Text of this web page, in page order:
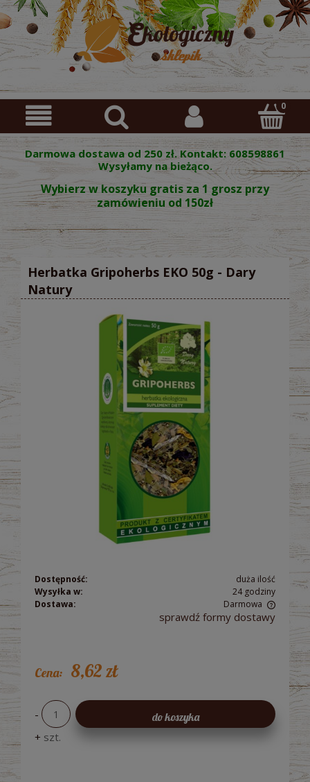
Darmowa dostawa od 250 zł. Kontakt: 608598861
Wysyłamy na bieżąco.
Wybierz w koszyku gratis za 1 grosz przy
zamówieniu od 150zł
Herbatka Gripoherbs EKO 50g - Dary
Natury
Dostępność:
duża ilość
Wysyłka w:
24 godziny
Dostawa:
Darmowa
Cena nie zawiera ewentualnych kosztów płatności
sprawdź formy dostawy
Cena: 8,62 zł
-
+ szt.
do koszyka